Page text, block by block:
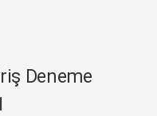
Deneme